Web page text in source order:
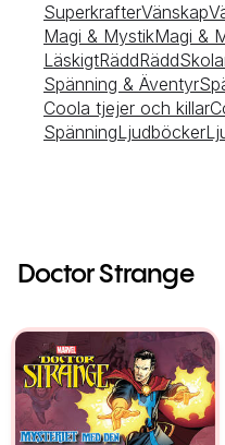
SuperkrafterVänskap
Magi & MystikMagi &
LäskigtRäddRädd
Spänning & Äventyr
Coola tjejer och killar
SpänningLjudböcker
Doctor Strange